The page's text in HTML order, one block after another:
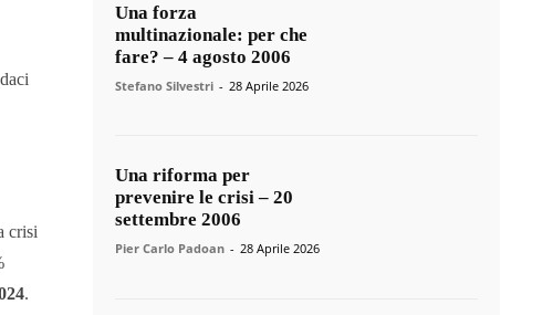
crisi
.
Una forza
multinazionale: per che
fare? – 4 agosto 2006
Stefano Silvestri - 28 Aprile 2026
Una riforma per
prevenire le crisi – 20
settembre 2006
Pier Carlo Padoan - 28 Aprile 2026